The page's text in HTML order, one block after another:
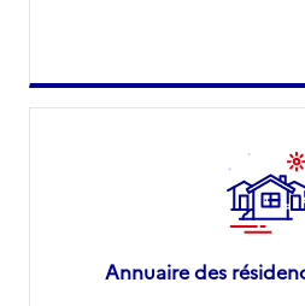
Annuaire des